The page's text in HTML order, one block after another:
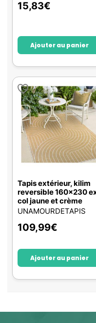
15,83€
Ajouter au panier
Tapis extérieur, kilim
reversible 160x230
col jaune et crème
UNAMOURDETAPIS
109,99€
Ajouter au panier